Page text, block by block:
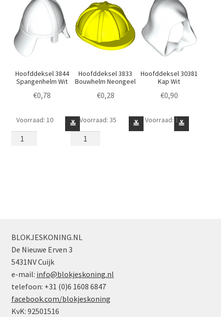
Hoofddeksel 3844
Spangenhelm Wit
€0,78
Hoofddeksel
3844
≚
Voorraad: 10
Hoofddeksel 3833
Bouwhelm Neongeel
€0,28
Hoofddeksel
3833
≚
Voorraad: 35
Hoofddeksel 30381
Kap Wit
€0,90
Hoofddeksel
30381
≚
Voorraad: 1
BLOKJESKONING.NL
De Nieuwe Erven 3
5431NV Cuijk
e-mail: info@blokjeskoning.nl
telefoon: +31 (0)6 1608 6847
facebook.com/blokjeskoning
KvK: 92501516